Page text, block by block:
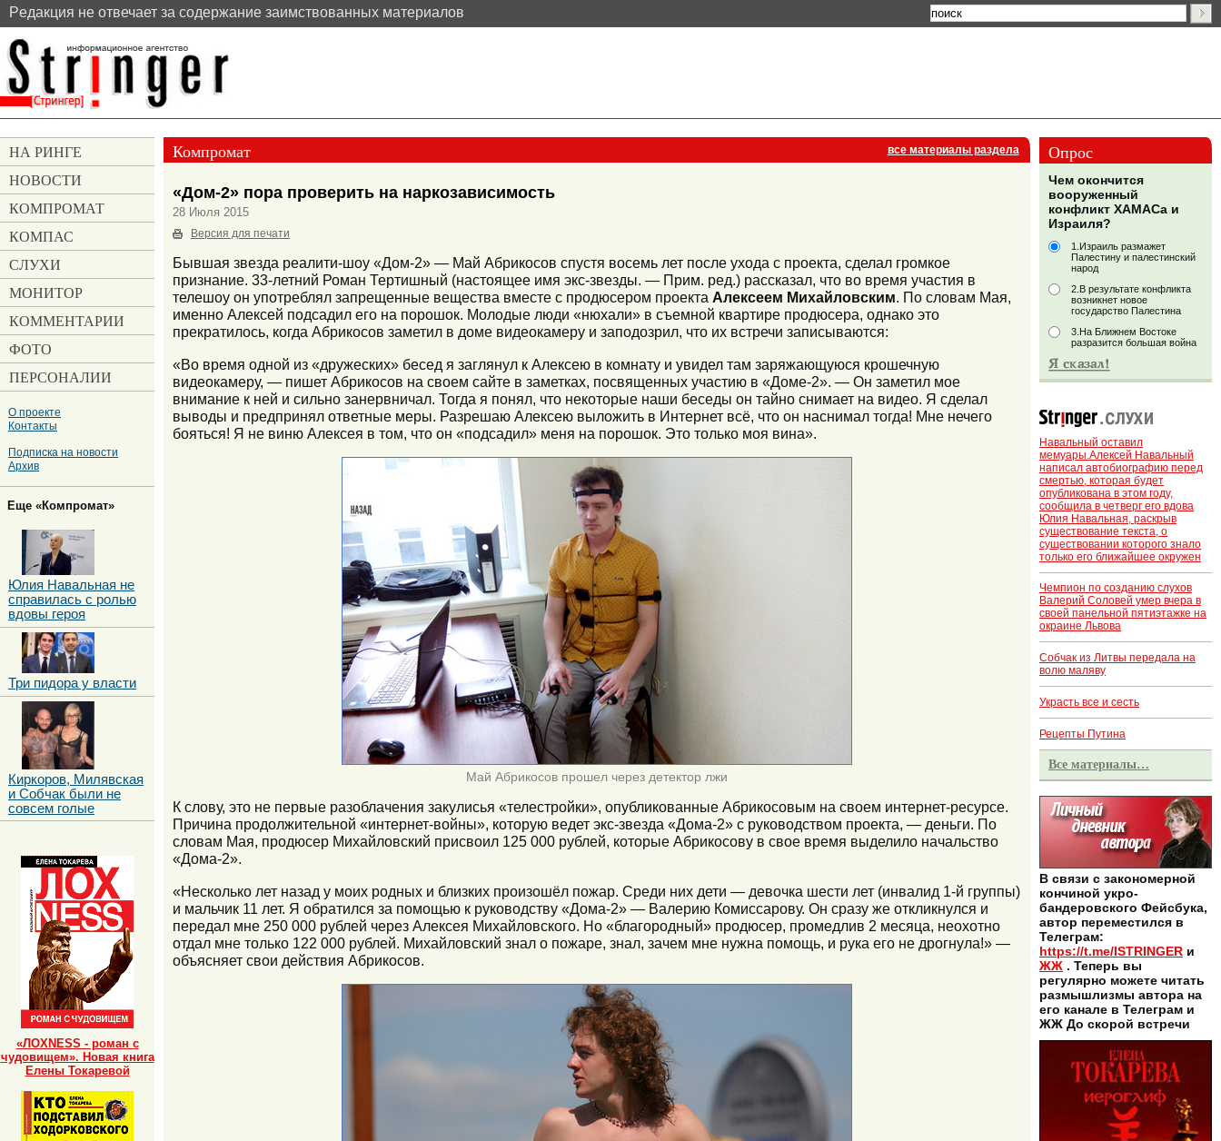
Pедакция не отвечает за содержание заимствованных материалов
Компромат все материалы раздела
«Дом-2» пора проверить на наркозависимость
28 Июля 2015
Версия для печати
Бывшая звезда реалити-шоу «Дом-2» — Май Абрикосов спустя восемь лет после ухода с проекта, сделал громкое
признание. 33-летний Роман Тертишный (настоящее имя экс-звезды. — Прим. ред.) рассказал, что во время участия в
телешоу он употреблял запрещенные вещества вместе с продюсером проекта Алексеем Михайловским. По словам Мая,
именно Алексей подсадил его на порошок. Молодые люди «нюхали» в съемной квартире продюсера, однако это
прекратилось, когда Абрикосов заметил в доме видеокамеру и заподозрил, что их встречи записываются:
«Во время одной из «дружеских» бесед я заглянул к Алексею в комнату и увидел там заряжающуюся крошечную
видеокамеру, — пишет Абрикосов на своем сайте в заметках, посвященных участию в «Доме-2». — Он заметил мое
внимание к ней и сильно занервничал. Тогда я понял, что некоторые наши беседы он тайно снимает на видео. Я сделал
выводы и предпринял ответные меры. Разрешаю Алексею выложить в Интернет всё, что он наснимал тогда! Мне нечего
бояться! Я не виню Алексея в том, что он «подсадил» меня на порошок. Это только моя вина».
Май Абрикосов прошел через детектор лжи
К слову, это не первые разоблачения закулисья «телестройки», опубликованные Абрикосовым на своем интернет-ресурсе.
Причина продолжительной «интернет-войны», которую ведет экс-звезда «Дома-2» с руководством проекта, — деньги. По
словам Мая, продюсер Михайловский присвоил 125 000 рублей, которые Абрикосову в свое время выделило начальство
«Дома-2».
«Несколько лет назад у моих родных и близких произошёл пожар. Среди них дети — девочка шести лет (инвалид 1-й группы)
и мальчик 11 лет. Я обратился за помощью к руководству «Дома-2» — Валерию Комиссарову. Он сразу же откликнулся и
передал мне 250 000 рублей через Алексея Михайловского. Но «благородный» продюсер, промедлив 2 месяца, неохотно
отдал мне только 122 000 рублей. Михайловский знал о пожаре, знал, зачем мне нужна помощь, и рука его не дрогнула!» —
объясняет свои действия Абрикосов.
Опрос
Чем окончится
вооруженный
конфликт ХАМАСа и
Израиля?
1.Израиль размажет
Палестину и палестинский
народ
2.В результате конфликта
возникнет новое
государство Палестина
3.На Ближнем Востоке
разразится большая война
Навальный оставил
мемуары.Алексей Навальный
написал автобиографию перед
смертью, которая будет
опубликована в этом году,
сообщила в четверг его вдова
Юлия Навальная, раскрыв
существование текста, о
существовании которого знало
только его ближайшее окружен
Чемпион по созданию слухов
Валерий Соловей умер вчера в
своей панельной пятиэтажке на
окраине Львова
Собчак из Литвы передала на
волю маляву
Украсть все и сесть
Рецепты Путина
Все материалы…
В связи с закономерной
кончиной укро-
бандеровского Фейсбука,
автор переместился в
Телеграм:
https://t.me/ISTRINGER и
ЖЖ . Теперь вы
регулярно можете читать
размышлизмы автора на
его канале в Телеграм и
ЖЖ До скорой встречи
НА РИНГЕ
НОВОСТИ
КОМПРОМАТ
КОМПАС
СЛУХИ
МОНИТОР
КОММЕНТАРИИ
ФОТО
ПЕРСОНАЛИИ
О проекте
Контакты
Подписка на новости
Архив
Еще «Компромат»
Юлия Навальная не
справилась с ролью
вдовы героя
Три пидора у власти
Киркоров, Милявская
и Собчак были не
совсем голые
«ЛОХNESS - роман с
чудовищем». Новая книга
Елены Токаревой